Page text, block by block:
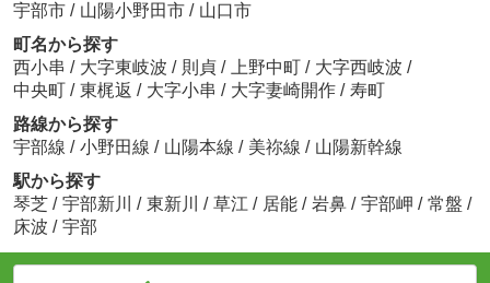
宇部市 / 山陽小野田市 / 山口市
町名から探す
西小串 / 大字東岐波 / 則貞 / 上野中町 / 大字西岐波 /
中央町 / 東梶返 / 大字小串 / 大字妻崎開作 / 寿町
路線から探す
宇部線 / 小野田線 / 山陽本線 / 美祢線 / 山陽新幹線
駅から探す
琴芝 / 宇部新川 / 東新川 / 草江 / 居能 / 岩鼻 / 宇部岬 / 常盤 /
床波 / 宇部